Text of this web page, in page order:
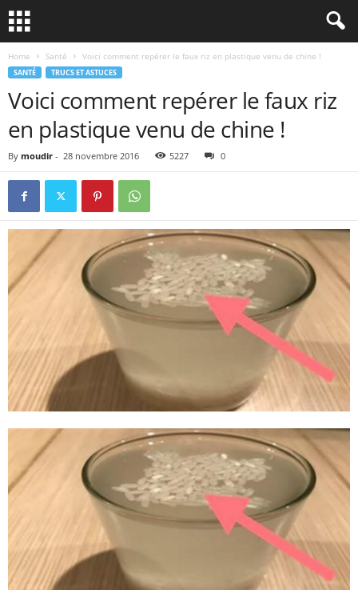
Home Santé Voici comment repérer le faux riz en plastique venu de chine !
SANTÉ TRUCS ET ASTUCES
Voici comment repérer le faux riz
en plastique venu de chine !
By moudir - 28 novembre 2016 5227 0